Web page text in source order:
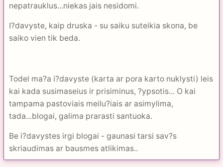
nepatrauklus...niekas jais nesidomi.
I?davyste, kaip druska - su saiku suteikia skona, be
saiko vien tik beda.
Todel ma?a i?davyste (karta ar pora karto nuklysti) leis
kai kada susimaseius ir prisiminus, ?ypsotis... O kai
tampama pastoviais meilu?iais ar asimylima,
tada...blogai, galima prarasti santuoka.
Be i?davystes irgi blogai - gaunasi tarsi sav?s
skriaudimas ar bausmes atlikimas..